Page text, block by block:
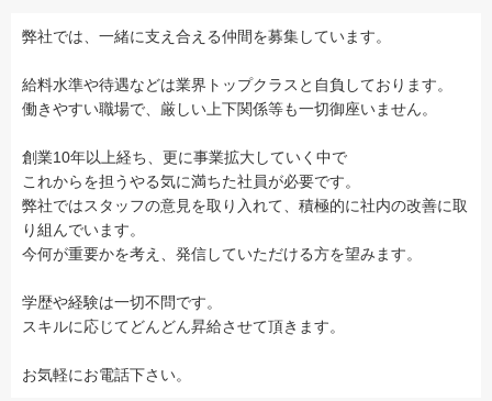
弊社では、一緒に支え合える仲間を募集しています。
給料水準や待遇などは業界トップクラスと自負しております。
働きやすい職場で、厳しい上下関係等も一切御座いません。
創業10年以上経ち、更に事業拡大していく中で
これからを担うやる気に満ちた社員が必要です。
弊社ではスタッフの意見を取り入れて、積極的に社内の改善に取
り組んでいます。
今何が重要かを考え、発信していただける方を望みます。
学歴や経験は一切不問です。
スキルに応じてどんどん昇給させて頂きます。
お気軽にお電話下さい。